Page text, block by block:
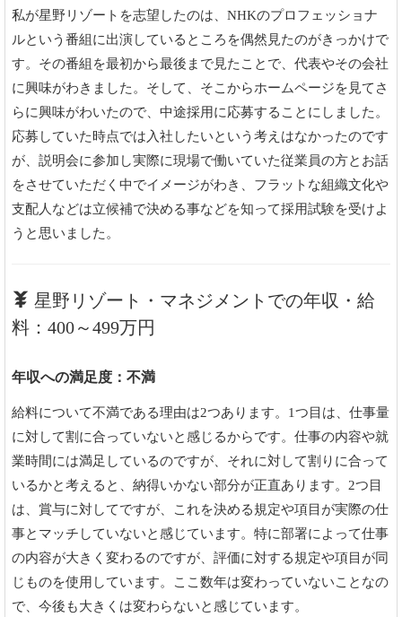
私が星野リゾートを志望したのは、NHKのプロフェッショナ
ルという番組に出演しているところを偶然見たのがきっかけで
す。その番組を最初から最後まで見たことで、代表やその会社
に興味がわきました。そして、そこからホームページを見てさ
らに興味がわいたので、中途採用に応募することにしました。
応募していた時点では入社したいという考えはなかったのです
が、説明会に参加し実際に現場で働いていた従業員の方とお話
をさせていただく中でイメージがわき、フラットな組織文化や
支配人などは立候補で決める事などを知って採用試験を受けよ
うと思いました。
星野リゾート・マネジメントでの年収・給
料：400～499万円
年収への満足度：不満
給料について不満である理由は2つあります。1つ目は、仕事量
に対して割に合っていないと感じるからです。仕事の内容や就
業時間には満足しているのですが、それに対して割りに合って
いるかと考えると、納得いかない部分が正直あります。2つ目
は、賞与に対してですが、これを決める規定や項目が実際の仕
事とマッチしていないと感じています。特に部署によって仕事
の内容が大きく変わるのですが、評価に対する規定や項目が同
じものを使用しています。ここ数年は変わっていないことなの
で、今後も大きくは変わらないと感じています。